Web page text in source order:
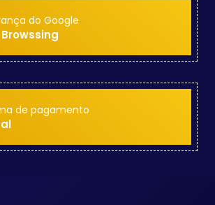
do Google
de pagamento